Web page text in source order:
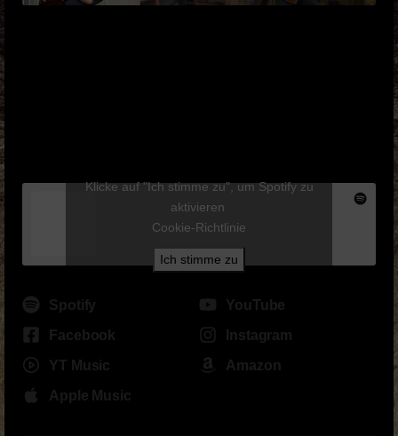
Klicke auf "Ich stimme zu", um Spotify zu
aktivieren
Cookie-Richtlinie
Ich stimme zu
Spotify
YouTube
Facebook
Instagram
YT Music
Amazon
Apple Music